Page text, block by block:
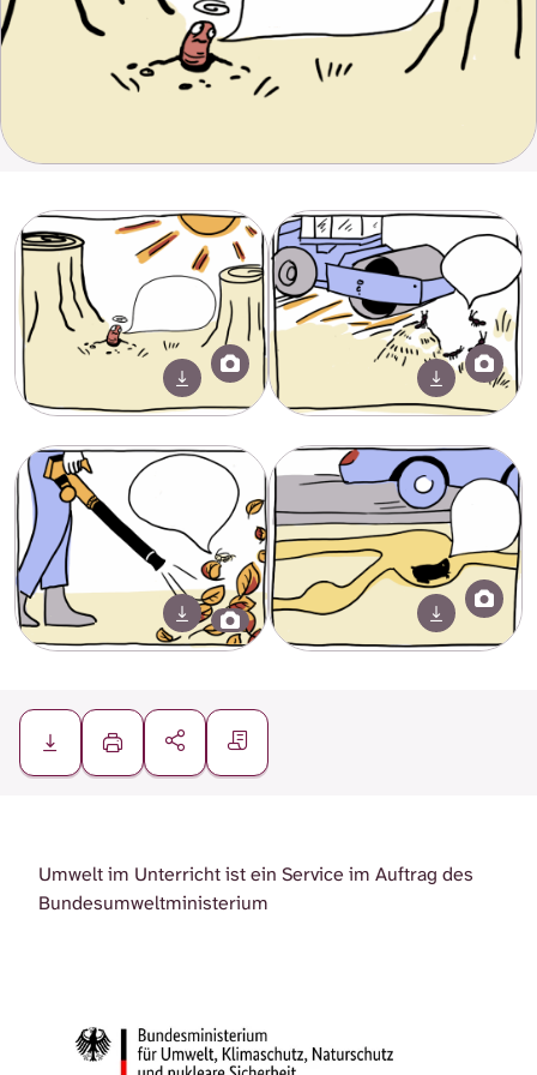
Umwelt im Unterricht ist ein Service im Auftrag des
Bundesumweltministerium